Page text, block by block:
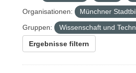
Organisationen:
Münchner
Gruppen:
Wissenschaft und
Ergebnisse filtern